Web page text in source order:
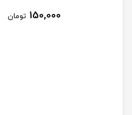
150,000 تومان